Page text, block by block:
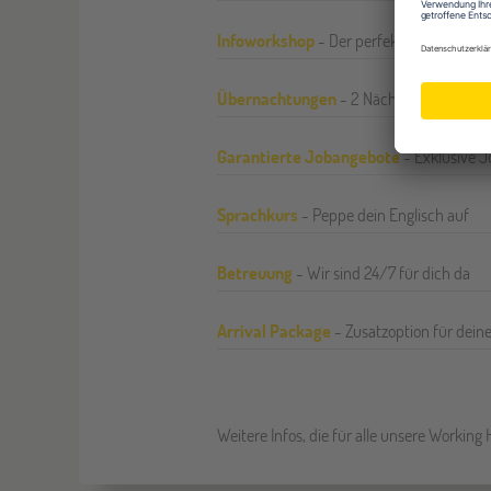
Infoworkshop- Der perfekte Start
Übernachtungen- 2 Nächte bereits
Garantierte Jobangebote- Exklusive
Sprachkurs - Peppe dein Englisch auf
Betreuung - Wir sind 24/7 für dich da
Arrival Package - Zusatzoption für
Weitere Infos, die für alle unsere